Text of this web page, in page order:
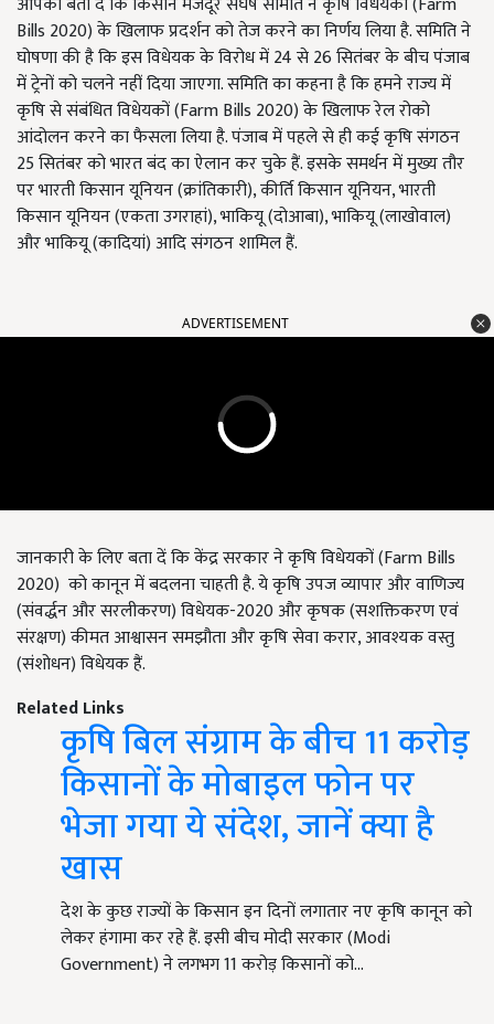
Bills 2020) के खिलाफ प्रदर्शन को तेज करने का निर्णय लिया है. समिति ने
घोषणा की है कि इस विधेयक के विरोध में 24 से 26 सितंबर के बीच पंजाब
में ट्रेनों को चलने नहीं दिया जाएगा. समिति का कहना है कि हमने राज्य में
कृषि से संबंधित विधेयकों (Farm Bills 2020) के खिलाफ रेल रोको
आंदोलन करने का फैसला लिया है. पंजाब में पहले से ही कई कृषि संगठन
25 सितंबर को भारत बंद का ऐलान कर चुके हैं. इसके समर्थन में मुख्य तौर
पर भारती किसान यूनियन (क्रांतिकारी), कीर्ति किसान यूनियन, भारती
किसान यूनियन (एकता उगराहां), भाकियू (दोआबा), भाकियू (लाखोवाल)
और भाकियू (कादियां) आदि संगठन शामिल हैं.
ADVERTISEMENT
जानकारी के लिए बता दें कि केंद्र सरकार ने कृषि विधेयकों (Farm Bills
2020) को कानून में बदलना चाहती है. ये कृषि उपज व्यापार और वाणिज्य
(संवर्द्धन और सरलीकरण) विधेयक-2020 और कृषक (सशक्तिकरण एवं
संरक्षण) कीमत आश्वासन समझौता और कृषि सेवा करार, आवश्यक वस्तु
(संशोधन) विधेयक हैं.
Related Links
कृषि बिल संग्राम के बीच 11 करोड़
किसानों के मोबाइल फोन पर
भेजा गया ये संदेश, जानें क्या है
खास
देश के कुछ राज्यों के किसान इन दिनों लगातार नए कृषि कानून को
लेकर हंगामा कर रहे हैं. इसी बीच मोदी सरकार (Modi
Government) ने लगभग 11 करोड़ किसानों को…